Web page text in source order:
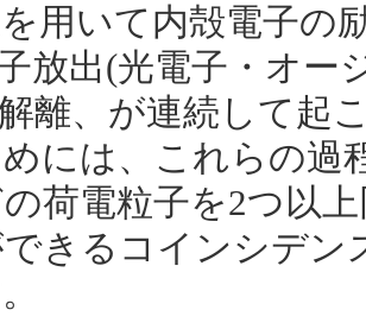
用いて内殻電子の
放出(光電子・オー
離、が連続して起
には、これらの過
荷電粒子を2つ以
きるコインシデン